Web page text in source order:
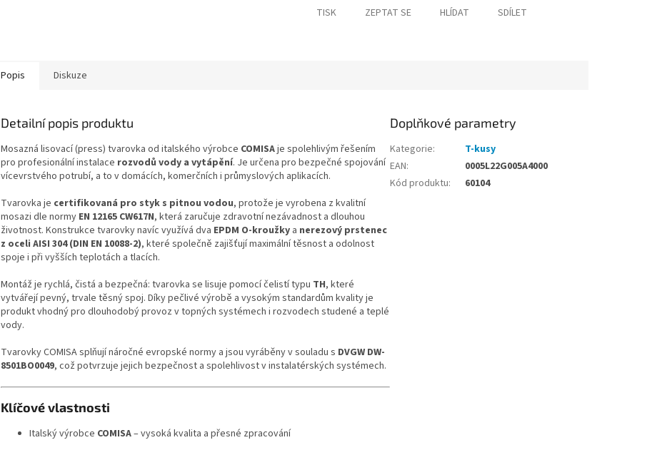
TISK ZEPTAT SE HLÍDAT SDÍLET
Popis Diskuze
Detailní popis produktu
Mosazná lisovací (press) tvarovka od italského výrobce COMISAje spolehlivým řešením
pro profesionální instalace rozvodů vody a vytápění. Je určena pro bezpečné spojování
vícevrstvého potrubí, a to v domácích, komerčních i průmyslových aplikacích.
Tvarovka je certifikovaná pro styk s pitnou vodou, protože je vyrobena z kvalitní
mosazi dle normy EN 12165 CW617N, která zaručuje zdravotní nezávadnost a dlouhou
životnost. Konstrukce tvarovky navíc využívá dva EPDM O-kroužky a nerezový prstenec
z oceli AISI 304 (DIN EN 10088-2), které společně zajišťují maximální těsnost a odolnost
spoje i při vyšších teplotách a tlacích.
Montáž je rychlá, čistá a bezpečná: tvarovka se lisuje pomocí čelistí typu TH, které
vytvářejí pevný, trvale těsný spoj. Díky pečlivé výrobě a vysokým standardům kvality je
produkt vhodný pro dlouhodobý provoz v topných systémech i rozvodech studené a teplé
vody.
Tvarovky COMISA splňují náročné evropské normy a jsou vyráběny v souladu s DVGW DW-
8501BO0049, což potvrzuje jejich bezpečnost a spolehlivost v instalatérských systémech.
Klíčové vlastnosti
Italský výrobce COMISA– vysoká kvalita a přesné zpracování
Doplňkové parametry
Kategorie:
T-kusy
EAN:
0005L22G005A4000
Kód produktu: 60104